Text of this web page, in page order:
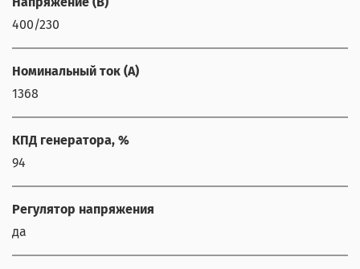
400/230
Номинальный ток (А)
1368
КПД генератора, %
94
Регулятор напряжения
да